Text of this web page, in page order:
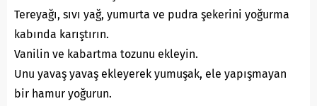
Tereyağı, sıvı yağ, yumurta ve pudra şekerini yoğurma
kabında karıştırın.
Vanilin ve kabartma tozunu ekleyin.
Unu yavaş yavaş ekleyerek yumuşak, ele yapışmayan
bir hamur yoğurun.